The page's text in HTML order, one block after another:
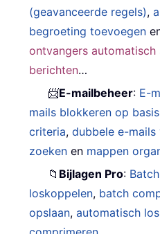
(geavanceerde regels),
begroeting toevoegen
ontvangers
berichten…
📨E-mailbeheer: E-
mails blokkeren op
criteria,dubbele e-mails
zoeken en mappen
📁 Bijlagen Pro:
loskoppelen, batch
opslaan,automatisch